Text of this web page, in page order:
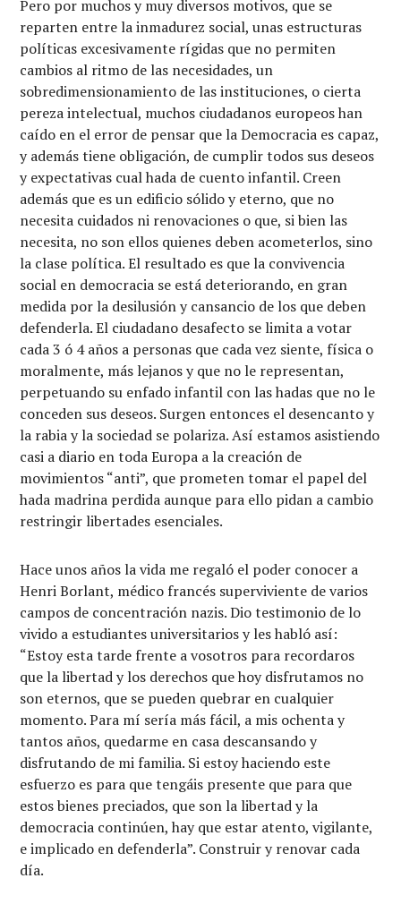
Pero por muchos y muy diversos motivos, que se
reparten entre la inmadurez social, unas estructuras
políticas excesivamente rígidas que no permiten
cambios al ritmo de las necesidades, un
sobredimensionamiento de las instituciones, o cierta
pereza intelectual, muchos ciudadanos europeos han
caído en el error de pensar que la Democracia es capaz,
y además tiene obligación, de cumplir todos sus deseos
y expectativas cual hada de cuento infantil. Creen
además que es un edificio sólido y eterno, que no
necesita cuidados ni renovaciones o que, si bien las
necesita, no son ellos quienes deben acometerlos, sino
la clase política. El resultado es que la convivencia
social en democracia se está deteriorando, en gran
medida por la desilusión y cansancio de los que deben
defenderla. El ciudadano desafecto se limita a votar
cada 3 ó 4 años a personas que cada vez siente, física o
moralmente, más lejanos y que no le representan,
perpetuando su enfado infantil con las hadas que no le
conceden sus deseos. Surgen entonces el desencanto y
la rabia y la sociedad se polariza. Así estamos asistiendo
casi a diario en toda Europa a la creación de
movimientos “anti”, que prometen tomar el papel del
hada madrina perdida aunque para ello pidan a cambio
restringir libertades esenciales.
Hace unos años la vida me regaló el poder conocer a
Henri Borlant, médico francés superviviente de varios
campos de concentración nazis. Dio testimonio de lo
vivido a estudiantes universitarios y les habló así:
“Estoy esta tarde frente a vosotros para recordaros
que la libertad y los derechos que hoy disfrutamos no
son eternos, que se pueden quebrar en cualquier
momento. Para mí sería más fácil, a mis ochenta y
tantos años, quedarme en casa descansando y
disfrutando de mi familia. Si estoy haciendo este
esfuerzo es para que tengáis presente que para que
estos bienes preciados, que son la libertad y la
democracia continúen, hay que estar atento, vigilante,
e implicado en defenderla”. Construir y renovar cada
día.